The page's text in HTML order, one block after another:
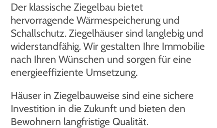
Der klassische Ziegelbau bietet
hervorragende Wärmespeicherung und
Schallschutz. Ziegelhäuser sind langlebig und
widerstandfähig. Wir gestalten Ihre Immobilie
nach Ihren Wünschen und sorgen für eine
energieeffiziente Umsetzung.
Häuser in Ziegelbauweise sind eine sichere
Investition in die Zukunft und bieten den
Bewohnern langfristige Qualität.